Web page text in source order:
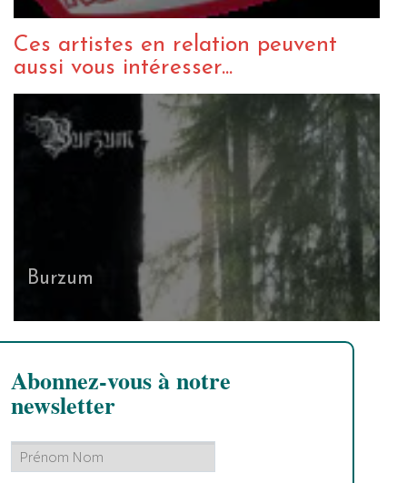
Ces artistes en relation peuvent
aussi vous intéresser...
Burzum
Abonnez-vous à notre
newsletter